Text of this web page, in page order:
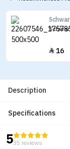
 16
Description
Specifications
535 reviews